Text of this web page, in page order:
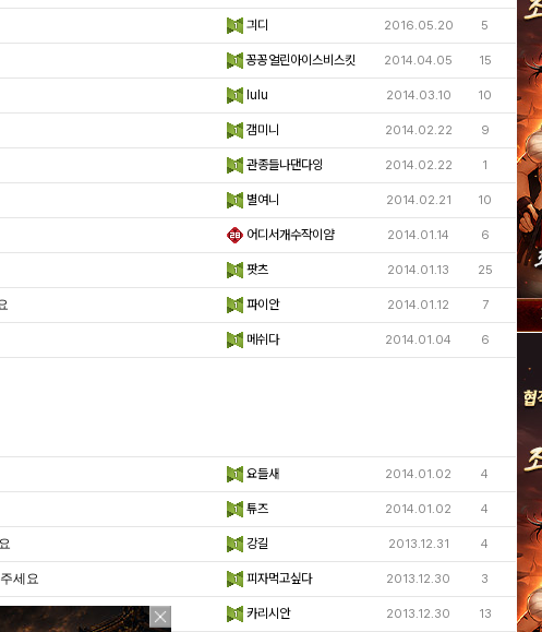
긔디 2016.05.20 5
꽁꽁얼린아이스비스킷 2014.04.05 15
lulu 2014.03.10 10
갬미니 2014.02.22 9
관종들나댄다잉 2014.02.22 1
별여니 2014.02.21 10
어디서개수작이얌 2014.01.14 6
팟츠 2014.01.13 25
파이안 2014.01.12 7
메쉬다 2014.01.04 6
요들새 2014.01.02 4
튜즈 2014.01.02 4
강길 2013.12.31 4
세요 피자먹고싶다 2013.12.30 3
카리시안 2013.12.30 13